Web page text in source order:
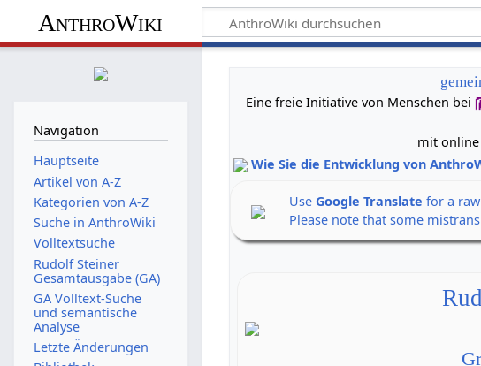
AnthroWiki
Eine freie Initiative von Menschen bei
mit online
Wie Sie die Entwicklung von
UseGoogle Translate for a
Please note that some
Navigation
Hauptseite
Artikel von A-Z
Kategorien von A-Z
Suche in AnthroWiki
Volltextsuche
Rudolf Steiner
Gesamtausgabe (GA)
GA Volltext-Suche
und semantische
Analyse
Letzte Änderungen